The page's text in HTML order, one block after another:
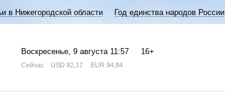
в Нижегородской области Год единства народов России
Воскресенье, 9 августа 11:57 16+
Сейчас USD 82,17 EUR 94,84